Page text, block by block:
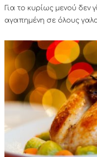
Για το κυρίως μενού δεν
αγαπημένη σε όλους